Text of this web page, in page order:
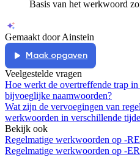
Basis van het werkwoord
Gemaakt door Ainstein
Maak opgaven
Veelgestelde vragen
Hoe werkt de overtreffende trap
bijvoeglijke naamwoorden?
Wat zijn de vervoegingen van
werkwoorden in verschillende
Bekijk ook
Regelmatige werkwoorden op -
Regelmatige werkwoorden op -